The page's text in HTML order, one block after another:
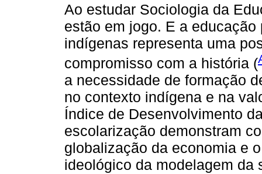
Ao estudar Sociologia da
estão em jogo. E a
indígenas representa uma
compromisso com a história (
a necessidade de formação
no contexto indígena e na
Índice de Desenvolvimento
escolarização demonstram
globalização da economia e
ideológico da modelagem da